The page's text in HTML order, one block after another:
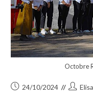
Octobre
Publication
24/10/2024